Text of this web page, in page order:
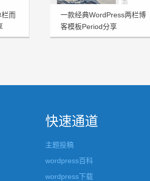
而
一款经典WordPress两栏博
客模板Period分享
快速通道
主题投稿
wordpress百科
wordpress下载